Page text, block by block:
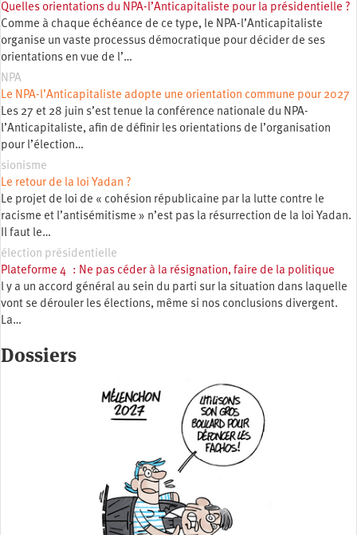
Quelles orientations du NPA-l’Anticapitaliste pour la présidentielle ?
Comme à chaque échéance de ce type, le NPA-l’Anticapitaliste
organise un vaste processus démocratique pour décider de ses
orientations en vue de l’…
NPA
Le NPA-l’Anticapitaliste adopte une orientation commune pour 2027
Les 27 et 28 juin s’est tenue la conférence nationale du NPA-
l’Anticapitaliste, afin de définir les orientations de l’organisation
pour l’élection…
sionisme
Le retour de la loi Yadan ?
Le projet de loi de « cohésion républicaine par la lutte contre le
racisme et l’antisémitisme » n’est pas la résurrection de la loi Yadan.
Il faut le…
élection présidentielle
Plateforme 4 : Ne pas céder à la résignation, faire de la politique
l y a un accord général au sein du parti sur la situation dans laquelle
vont se dérouler les élections, même si nos conclusions divergent.
La…
Dossiers